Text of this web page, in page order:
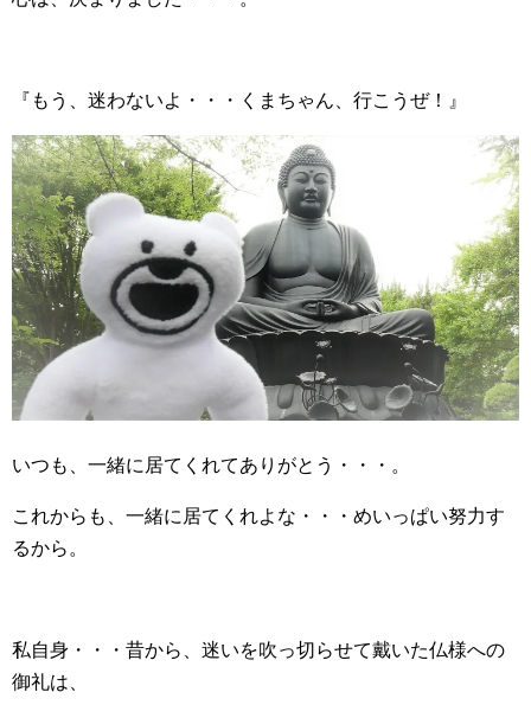
『もう、迷わないよ・・・くまちゃん、行こうぜ！』
いつも、一緒に居てくれてありがとう・・・。
これからも、一緒に居てくれよな・・・めいっぱい努力す
るから。
私自身・・・昔から、迷いを吹っ切らせて戴いた仏様への
御礼は、